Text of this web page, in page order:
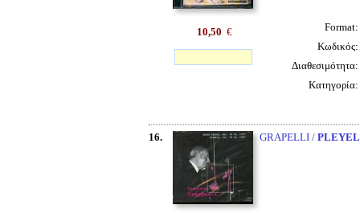
10,50 €
Format:
Κωδικός:
Διαθεσιμότητα:
Κατηγορία:
16. GRAPELLI / PLEYEL